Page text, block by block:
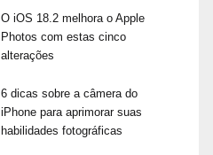
O iOS 18.2 melhora o Apple
Photos com estas cinco
alterações
6 dicas sobre a câmera do
iPhone para aprimorar suas
habilidades fotográficas